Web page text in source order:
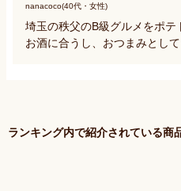
nanacoco(40代・女性)
埼玉の秩父のB級グルメをポテ
お酒に合うし、おつまみとし
ランキング内で紹介されている商